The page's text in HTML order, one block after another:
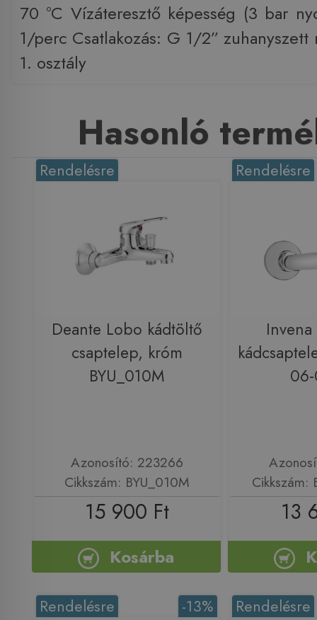
70 °C Vízáteresztő képesség (3 bar
1/perc Csatlakozás: G 1/2”
1. osztály
Hasonló
Rendelésre
Deante Lobo kádtöltő
csaptelep, króm
BYU_010M
Azonosító: 223266
Cikkszám: BYU_010M
15 900 Ft
Kosárba
Rendelésre
Cikkszám:
13
-13%
Rendelésre Rendelésre